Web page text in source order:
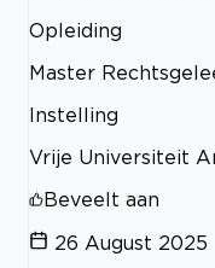
Opleiding
Master
Instelling
Vrije Universiteit
Beveelt aan
26 August 2025